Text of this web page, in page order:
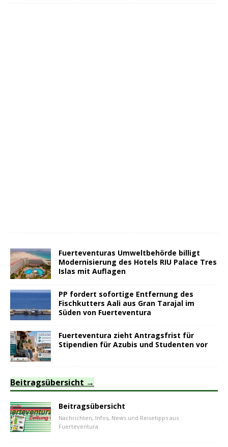
Fuerteventuras Umweltbehörde billigt
Modernisierung des Hotels RIU Palace Tres
Islas mit Auflagen
PP fordert sofortige Entfernung des
Fischkutters Aali aus Gran Tarajal im
Süden von Fuerteventura
Fuerteventura zieht Antragsfrist für
Stipendien für Azubis und Studenten vor
Beitragsübersicht
Beitragsübersicht
Nachrichten, Infos, News und Reisetipps aus
Fuerteventura